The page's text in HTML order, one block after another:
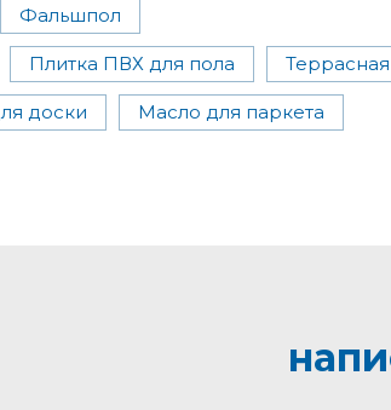
Фальшпол
Плитка ПВХ для пола
доски Масло для паркета